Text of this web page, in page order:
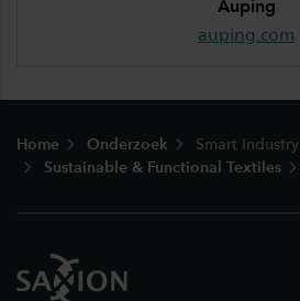
Auping
auping.com
Home Onderzoek
Smart Industry
Sustainable & Functional Textiles